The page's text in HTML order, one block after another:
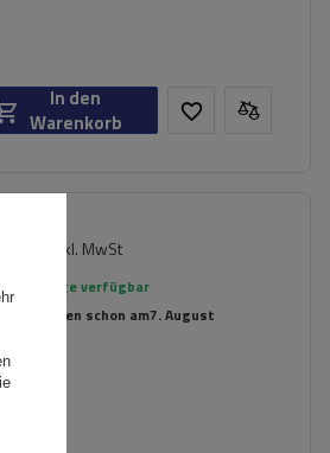
In den
Warenkorb
inkl. MwSt
Menge verfügbar
versenden schon am7. August